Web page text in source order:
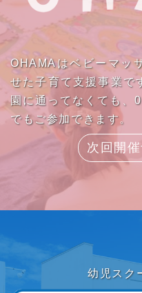
OHAMAはベビーマッ
せた子育て支援事業で
園に通ってなくても、
でもご参加できます。
次回開
幼児スク